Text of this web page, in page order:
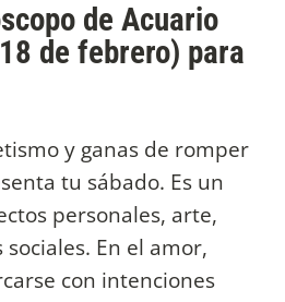
de Acuario
de febrero) para
y ganas de romper
tu sábado. Es un
personales, arte,
En el amor,
con intenciones